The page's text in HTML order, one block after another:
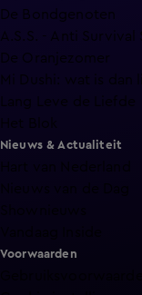
De Bondgenoten
A.S.S. - Anti Survival
De Oranjezomer
Mi Dushi: wat is dan
Lang Leve de Liefde
Het Blok
Nieuws & Actualiteit
Voorwaarden